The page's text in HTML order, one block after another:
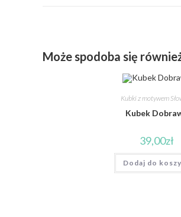
Może spodoba się
Kubki z motywem
Kubek
39,00zł
Dodaj do